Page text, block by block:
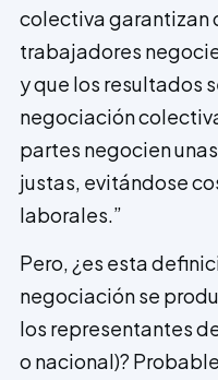
colectiva garantizan
trabajadores
y que los resultados
negociación
partes negocien
justas, evitándose
laborales.”
Pero, ¿es esta
negociación se
los representantes
o nacional)?